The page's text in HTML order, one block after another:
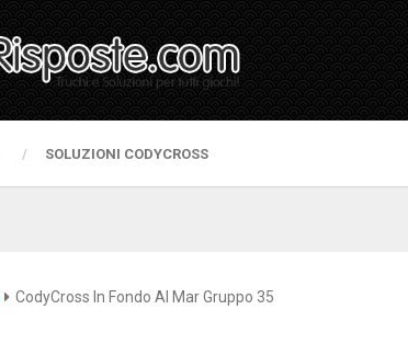
SOLUZIONI CODYCROSS
CodyCross In Fondo Al Mar Gruppo 35